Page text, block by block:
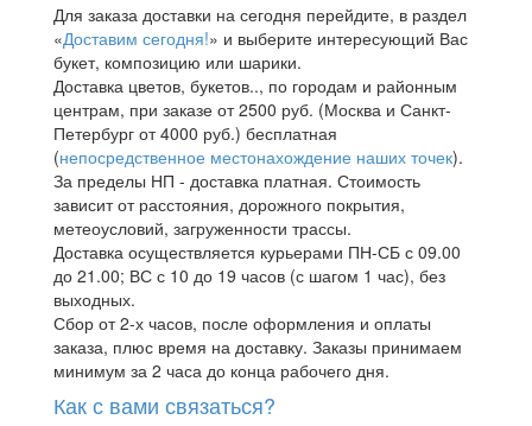
Для заказа доставки на сегодня перейдите, в раздел
«Доставим сегодня!» и выберите интересующий Вас
букет, композицию или шарики.
Доставка цветов, букетов.., по городам и районным
центрам, при заказе от 2500 руб. (Москва и Санкт-
Петербург от 4000 руб.) бесплатная
(непосредственное местонахождение наших точек).
За пределы НП - доставка платная. Стоимость
зависит от расстояния, дорожного покрытия,
метеоусловий, загруженности трассы.
Доставка осуществляется курьерами ПН-СБ с 09.00
до 21.00; ВС с 10 до 19 часов (с шагом 1 час), без
выходных.
Сбор от 2-х часов, после оформления и оплаты
заказа, плюс время на доставку. Заказы принимаем
минимум за 2 часа до конца рабочего дня.
Как с вами связаться?